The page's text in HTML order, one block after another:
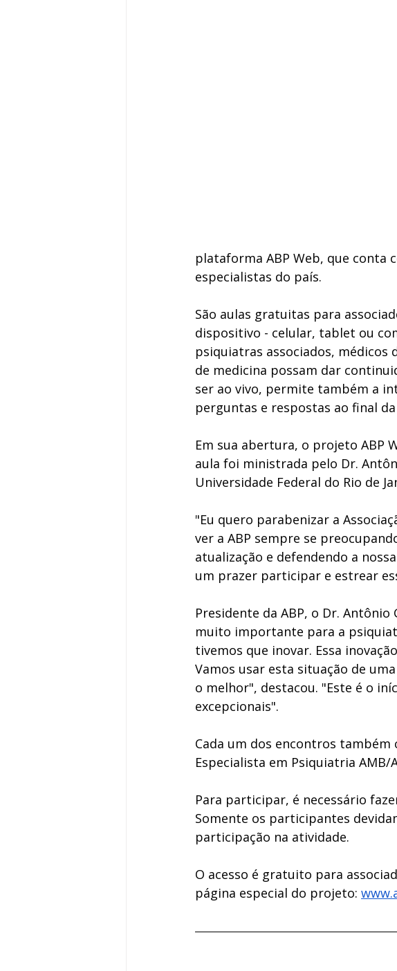
plataforma ABP Web, que conta
especialistas do país.
São aulas gratuitas para
dispositivo - celular, tablet ou
psiquiatras associados, médicos
de medicina possam dar
ser ao vivo, permite também a
perguntas e respostas ao final
Em sua abertura, o projeto ABP
aula foi ministrada pelo Dr.
Universidade Federal do Rio de
"Eu quero parabenizar a
ver a ABP sempre se
atualização e defendendo a
um prazer participar e estrear
Presidente da ABP, o Dr.
muito importante para a
tivemos que inovar. Essa
Vamos usar esta situação de
o melhor", destacou. "Este é o
excepcionais".
Cada um dos encontros
Especialista em Psiquiatria AMB/
Para participar, é necessário
Somente os participantes
participação na atividade.
O acesso é gratuito para
página especial do projeto: